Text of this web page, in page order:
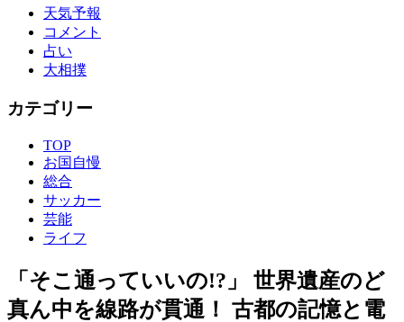
天気予報
コメント
占い
大相撲
カテゴリー
TOP
お国自慢
総合
サッカー
芸能
ライフ
「そこ通っていいの!?」 世界遺産のど
真ん中を線路が貫通！ 古都の記憶と電